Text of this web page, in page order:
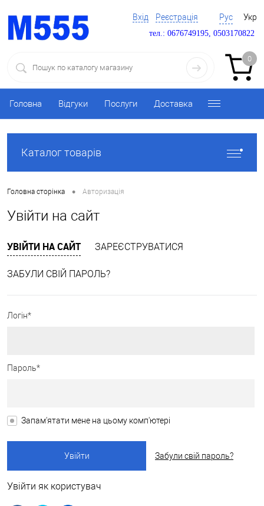
Вхід Реєстрація Рус Укр
тел.: 0676749195, 0503170822
0
Головна Відгуки Послуги Доставка
Каталог товарів
Головна сторінка • Авторизація
Увійти на сайт
УВІЙТИ НА САЙТ ЗАРЕЄСТРУВАТИСЯ
ЗАБУЛИ СВІЙ ПАРОЛЬ?
Логін*
Пароль*
Запам'ятати мене на цьому комп'ютері
Забули свій пароль?
Увійти як користувач